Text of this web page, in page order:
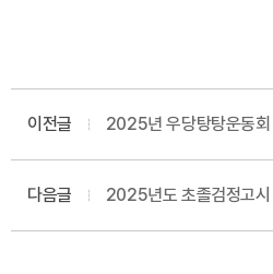
이전글 2025년 우당탕탕운동회
다음글
2025년도 초졸검정고